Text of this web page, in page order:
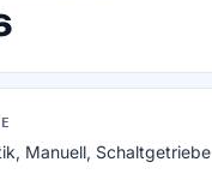
Manuell, Schaltgetriebe